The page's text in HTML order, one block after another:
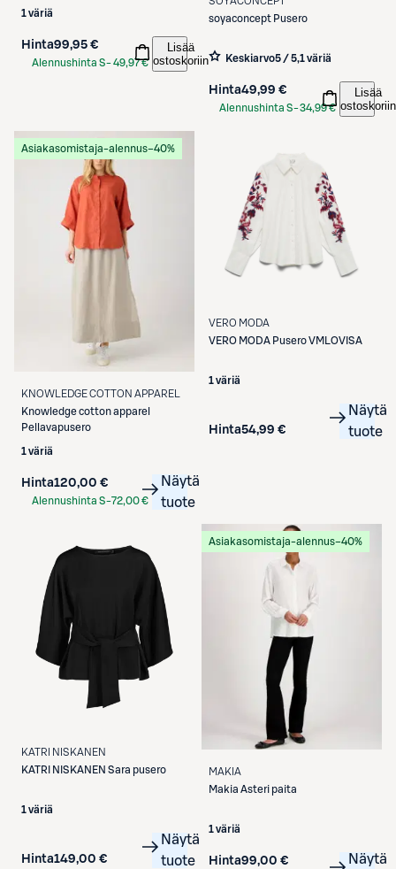
1 väriä
Hinta99,95 €
Alennushinta S-49,97 €
Lisää
ostoskoriin
soyaconcept Pusero
Keskiarvo5 / 5,1 väriä
Hinta49,99 €
Alennushinta S-34,99 €
Lisää
ostoskoriin
Asiakasomistaja-alennus−40%
KNOWLEDGE COTTON APPAREL
Knowledge cotton apparel
Pellavapusero
1 väriä
Hinta120,00 €
Alennushinta S-72,00 €
Näytä
tuote
VERO MODA
VERO MODA Pusero VMLOVISA
1 väriä
Hinta54,99 €
Näytä
tuote
KATRI NISKANEN
KATRI NISKANEN Sara pusero
1 väriä
Hinta149,00 €
Näytä
tuote
Asiakasomistaja-alennus−40%
MAKIA
Makia Asteri paita
1 väriä
Hinta99,00 €
Näytä